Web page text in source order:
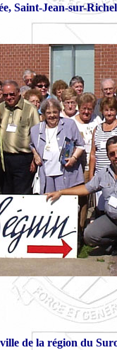
Saint-Jean-sur-
de la région du